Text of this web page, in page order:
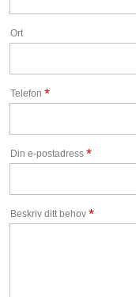
Ort
Telefon *
Din e-postadress *
Beskriv ditt behov *